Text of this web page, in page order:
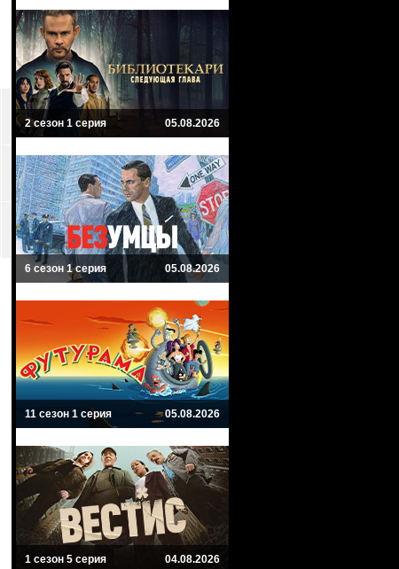
2 сезон 1 серия 05.08.2026
6 сезон 1 серия 05.08.2026
11 сезон 1 серия 05.08.2026
1 сезон 5 серия 04.08.2026